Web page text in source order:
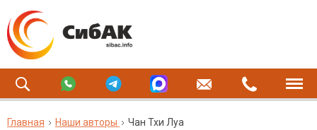
Главная Наши авторы Чан Тхи Луа